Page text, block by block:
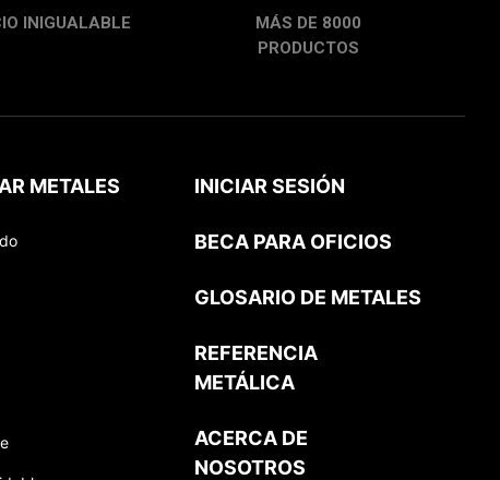
INIGUALABLE
MÁS DE 8000
PRODUCTOS
METALES INICIAR SESIÓN
BECA PARA OFICIOS
GLOSARIO DE METALES
REFERENCIA
METÁLICA
ACERCA DE
NOSOTROS